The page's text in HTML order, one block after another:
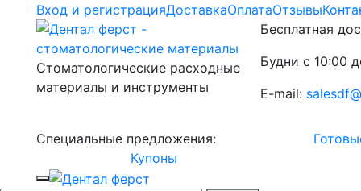
Вход и регистрацияДоставкаОплатаОтзывы
Стоматологические расходные
материалы и инструменты
Бесплатная
Будни с 10:00
E-mail:
Специальные предложения:
Купоны